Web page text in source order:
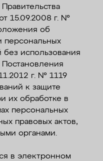
15.09.2008 г. №
об
персональных
использования
Постановления
г. № 1119
к защите
их обработке в
персональных
правовых актов,
органами.
в электронном